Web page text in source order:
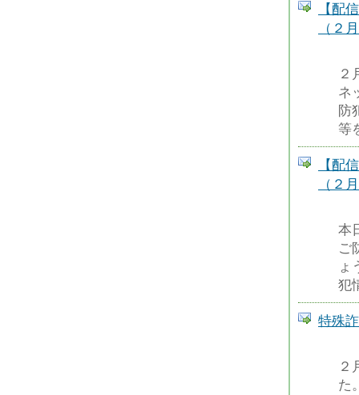
【配
（２
２
ネ
防
等
【配
（２
本
ご
ょ
犯
特殊
２
た